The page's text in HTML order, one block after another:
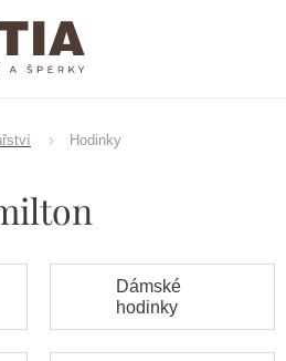
Hodinky
Dámské
hodinky